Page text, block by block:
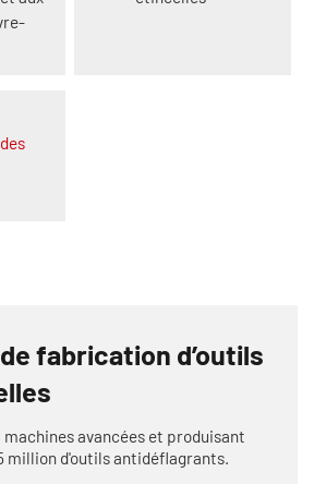
fabrication d’outils
machines avancées et produisant
million d'outils antidéflagrants.